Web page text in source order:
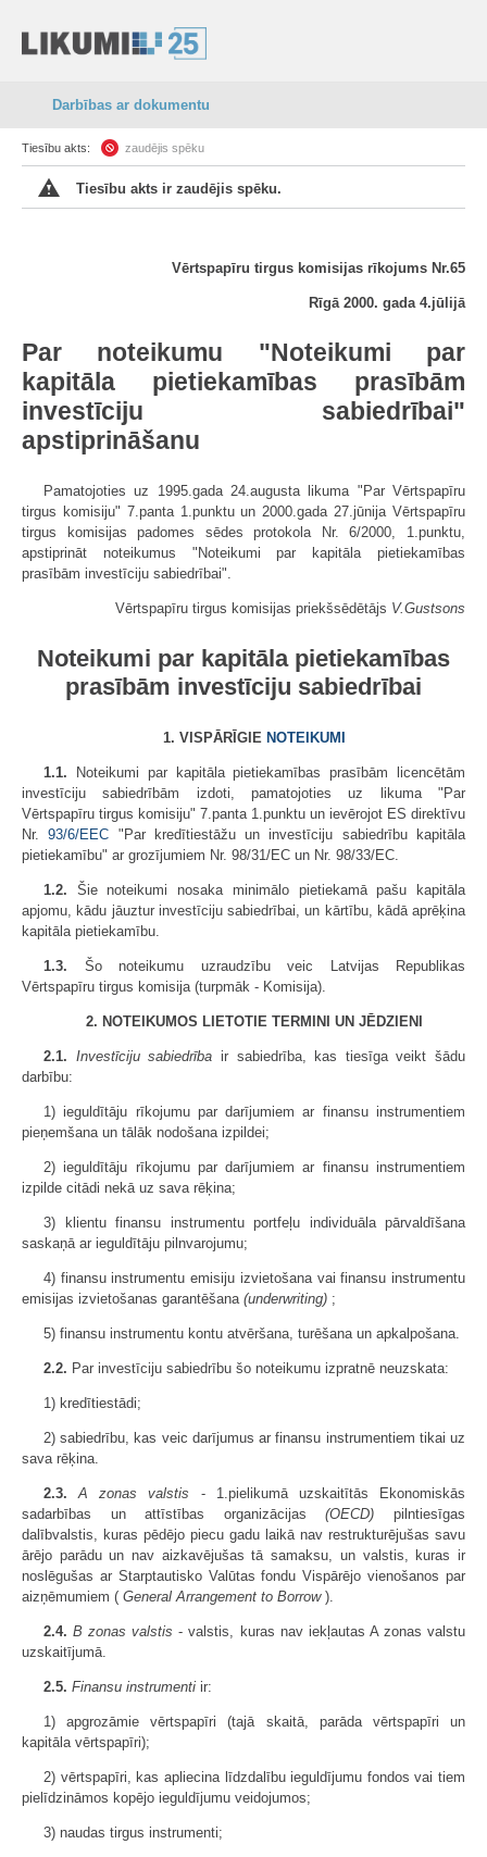
Darbības ar dokumentu
Tiesību akts: zaudējis spēku
Tiesību akts ir zaudējis spēku.
Vērtspapīru tirgus komisijas rīkojums Nr.65
Rīgā 2000. gada 4.jūlijā
Par noteikumu "Noteikumi par
kapitāla pietiekamības prasībām
investīciju sabiedrībai"
apstiprināšanu
Pamatojoties uz 1995.gada 24.augusta likuma "Par Vērtspapīru
tirgus komisiju" 7.panta 1.punktu un 2000.gada 27.jūnija Vērtspapīru
tirgus komisijas padomes sēdes protokola Nr. 6/2000, 1.punktu,
apstiprināt noteikumus "Noteikumi par kapitāla pietiekamības
prasībām investīciju sabiedrībai".
Vērtspapīru tirgus komisijas priekšsēdētājs V.Gustsons
Noteikumi par kapitāla pietiekamības
prasībām investīciju sabiedrībai
1. VISPĀRĪGIE NOTEIKUMI
1.1. Noteikumi par kapitāla pietiekamības prasībām licencētām
investīciju sabiedrībām izdoti, pamatojoties uz likuma "Par
Vērtspapīru tirgus komisiju" 7.panta 1.punktu un ievērojot ES direktīvu
Nr.93/6/EEC "Par kredītiestāžu un investīciju sabiedrību kapitāla
pietiekamību" ar grozījumiem Nr. 98/31/EC un Nr. 98/33/EC.
1.2. Šie noteikumi nosaka minimālo pietiekamā pašu kapitāla
apjomu, kādu jāuztur investīciju sabiedrībai, un kārtību, kādā aprēķina
kapitāla pietiekamību.
1.3. Šo noteikumu uzraudzību veic Latvijas Republikas
Vērtspapīru tirgus komisija (turpmāk - Komisija).
2. NOTEIKUMOS LIETOTIE TERMINI UN JĒDZIENI
2.1. Investīciju sabiedrība ir sabiedrība, kas tiesīga veikt šādu
darbību:
1) ieguldītāju rīkojumu par darījumiem ar finansu instrumentiem
pieņemšana un tālāk nodošana izpildei;
2) ieguldītāju rīkojumu par darījumiem ar finansu instrumentiem
izpilde citādi nekā uz sava rēķina;
3) klientu finansu instrumentu portfeļu individuāla pārvaldīšana
saskaņā ar ieguldītāju pilnvarojumu;
4) finansu instrumentu emisiju izvietošana vai finansu instrumentu
emisijas izvietošanas garantēšana (underwriting) ;
5) finansu instrumentu kontu atvēršana, turēšana un apkalpošana.
2.2. Par investīciju sabiedrību šo noteikumu izpratnē neuzskata:
1) kredītiestādi;
2) sabiedrību, kas veic darījumus ar finansu instrumentiem tikai uz
sava rēķina.
2.3. A zonas valstis - 1.pielikumā uzskaitītās Ekonomiskās
sadarbības un attīstības organizācijas(OECD) pilntiesīgas
dalībvalstis, kuras pēdējo piecu gadu laikā nav restrukturējušas savu
ārējo parādu un nav aizkavējušas tā samaksu, un valstis, kuras ir
noslēgušas ar Starptautisko Valūtas fondu Vispārējo vienošanos par
aizņēmumiem ( General Arrangement to Borrow).
2.4. B zonas valstis - valstis, kuras nav iekļautas A zonas valstu
uzskaitījumā.
2.5. Finansu instrumenti ir:
1) apgrozāmie vērtspapīri (tajā skaitā, parāda vērtspapīri un
kapitāla vērtspapīri);
2) vērtspapīri, kas apliecina līdzdalību ieguldījumu fondos vai tiem
pielīdzināmos kopējo ieguldījumu veidojumos;
3) naudas tirgus instrumenti;